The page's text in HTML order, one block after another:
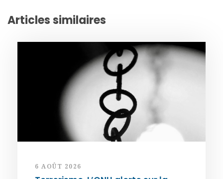
Articles similaires
6 AOÛT 2026